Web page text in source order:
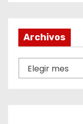
a
d
a
Archivos
r